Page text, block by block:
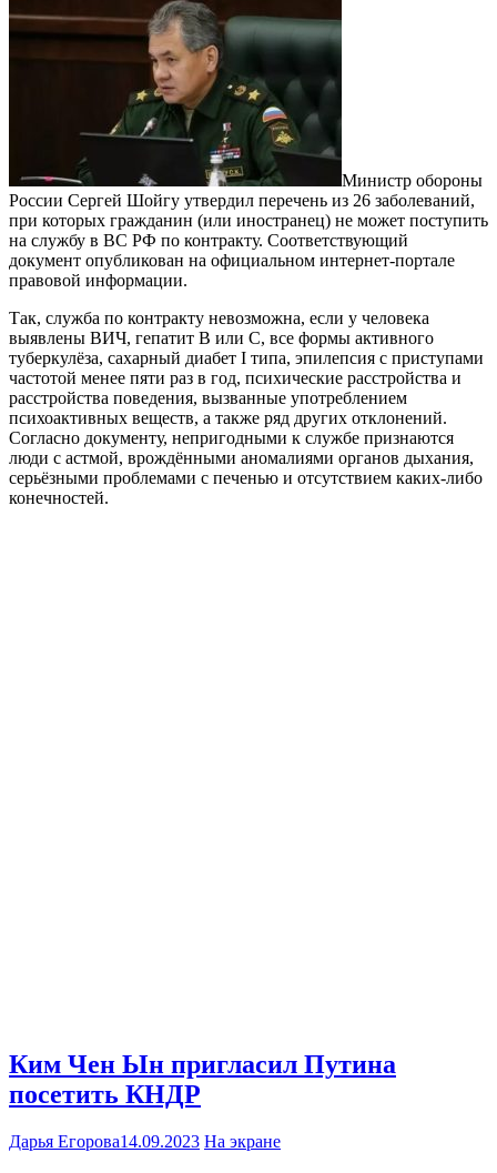
Министр обороны
России Сергей Шойгу утвердил перечень из 26 заболеваний,
при которых гражданин (или иностранец) не может поступить
на службу в ВС РФ по контракту. Соответствующий
документ опубликован на официальном интернет-портале
правовой информации.
Так, служба по контракту невозможна, если у человека
выявлены ВИЧ, гепатит B или C, все формы активного
туберкулёза, сахарный диабет I типа, эпилепсия с приступами
частотой менее пяти раз в год, психические расстройства и
расстройства поведения, вызванные употреблением
психоактивных веществ, а также ряд других отклонений.
Согласно документу, непригодными к службе признаются
люди с астмой, врождёнными аномалиями органов дыхания,
серьёзными проблемами с печенью и отсутствием каких-либо
конечностей.
Ким Чен Ын пригласил Путина
посетить КНДР
Дарья Егорова14.09.2023 На экране